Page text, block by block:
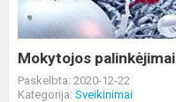
Mokytojos palinkėjimai
Paskelbta: 2020-12-22
Kategorija: Sveikinimai